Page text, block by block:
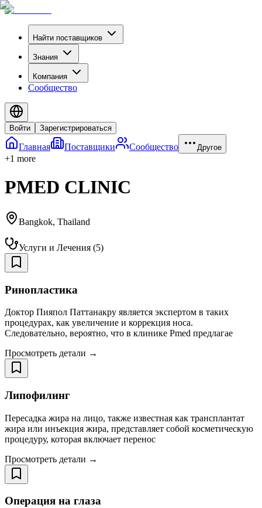
Найти поставщиков
Знания
Компания
Сообщество
Войти Зарегистрироваться
Главная Поставщики Сообщество Другое
+1 more
PMED CLINIC
Bangkok, Thailand
Услуги и Лечения (5)
Ринопластика
Доктор Пияпол Паттанакру является экспертом в таких
процедурах, как увеличение и коррекция носа.
Следовательно, вероятно, что в клинике Pmed предлагае
Просмотреть детали →
Липофилинг
Пересадка жира на лицо, также известная как трансплантат
жира или инъекция жира, представляет собой косметическую
процедуру, которая включает перенос
Просмотреть детали →
Операция на глаза